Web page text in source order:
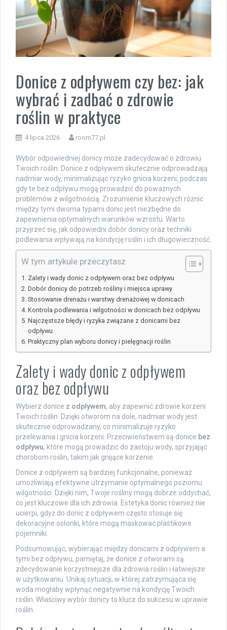
Donice z odpływem czy bez: jak
wybrać i zadbać o zdrowie
roślin w praktyce
4 lipca 2026 room77.pl
Wybór odpowiedniej donicy może zadecydować o zdrowiu
Twoich roślin. Donice z odpływem skutecznie odprowadzają
nadmiar wody, minimalizując ryzyko gnicia korzeni, podczas
gdy te bez odpływu mogą prowadzić do poważnych
problemów z wilgotnością. Zrozumienie kluczowych różnic
między tymi dwoma typami donic jest niezbędne do
zapewnienia optymalnych warunków wzrostu. Warto
przyjrzeć się, jak odpowiedni dobór donicy oraz techniki
podlewania wpływają na kondycję roślin i ich długowieczność.
W tym artykule przeczytasz
Zalety i wady donic z odpływem oraz bez odpływu
Dobór donicy do potrzeb rośliny i miejsca uprawy
Stosowanie drenażu i warstwy drenażowej w donicach
Kontrola podlewania i wilgotności w donicach bez odpływu
Najczęstsze błędy i ryzyka związane z donicami bez
odpływu
Praktyczny plan wyboru donicy i pielęgnacji roślin
Zalety i wady donic z odpływem
oraz bez odpływu
Wybierz donice z odpływem, aby zapewnić zdrowie korzeni
Twoich roślin. Dzięki otworom na dole, nadmiar wody jest
skutecznie odprowadzany, co minimalizuje ryzyko
przelewania i gnicia korzeni. Przeciwieństwem są donice bez
odpływu, które mogą prowadzić do zastoju wody, sprzyjając
chorobom roślin, takim jak gnijące korzenie.
Donice z odpływem są bardziej funkcjonalne, ponieważ
umożliwiają efektywne utrzymanie optymalnego poziomu
wilgotności. Dzięki nim, Twoje rośliny mogą dobrze oddychać,
co jest kluczowe dla ich zdrowia. Estetyka donic również nie
ucierpi, gdyż do donic z odpływem często stosuje się
dekoracyjne osłonki, które mogą maskować plastikowe
pojemniki.
Podsumowując, wybierając między donicami z odpływem a
tymi bez odpływu, pamiętaj, że donice z otworami są
zdecydowanie korzystniejsze dla zdrowia roślin i łatwiejsze
w użytkowaniu. Unikaj sytuacji, w której zatrzymująca się
woda mogłaby wpłynąć negatywnie na kondycję Twoich
roślin. Właściwy wybór donicy to klucz do sukcesu w uprawie
roślin.